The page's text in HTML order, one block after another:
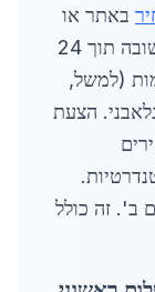
באתר או
בטלפון. בשנת 2026, אנו מספקים תשובה תוך 24
(למשל,
גלאבני. הצעת
סטנדרטיות.
ב'. זה כולל